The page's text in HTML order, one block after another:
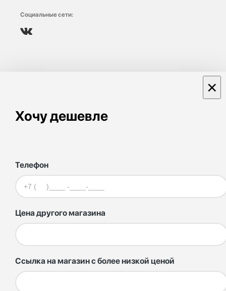
Социальные сети:
Хочу дешевле
×
Телефон
Цена другого магазина
Ссылка на магазин с более низкой ценой